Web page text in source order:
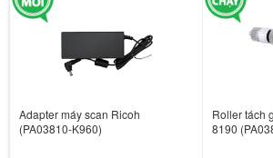
Adapter máy scan Ricoh
(PA03810-K960)
Roller tách
8190